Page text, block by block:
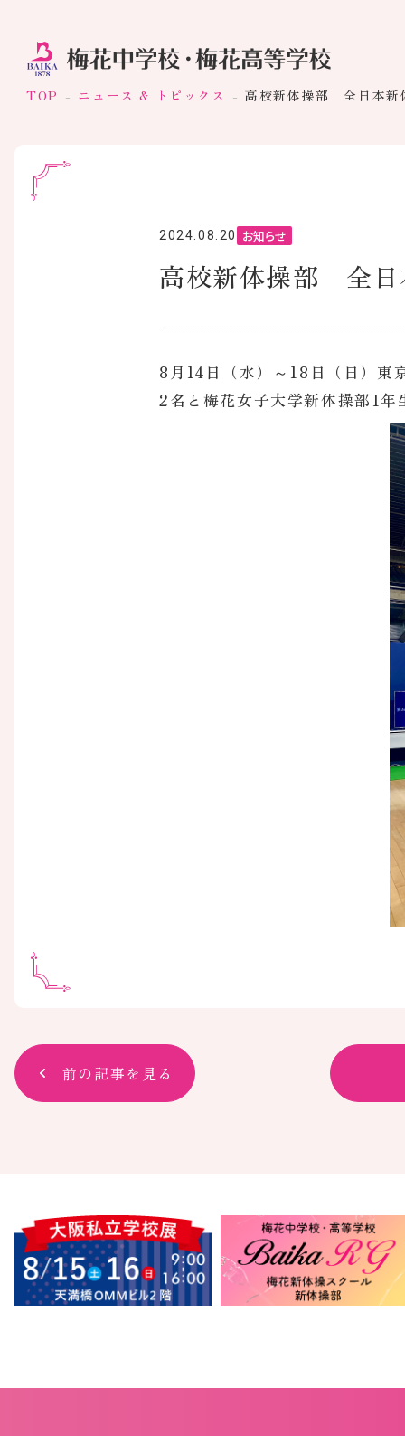
TOP ニュース & トピックス 高校新体操部 全日本
2024.08.20 お知らせ
高校新体操部 全
8月14日（水）～18日（日）東
2名と梅花女子大学新体操部1
前の記事を見る